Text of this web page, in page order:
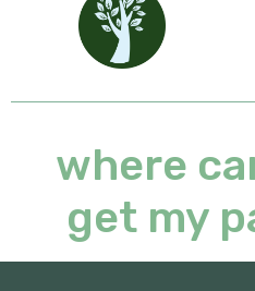
where
get my